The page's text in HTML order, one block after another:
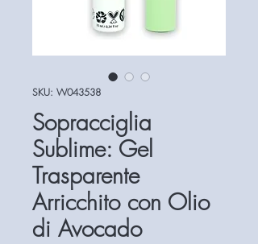
SKU: W043538
Sopracciglia
Sublime: Gel
Trasparente
Arricchito con Olio
di Avocado